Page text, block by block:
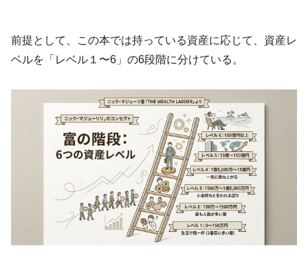
前提として、この本では持っている資産に応じて、資産レ
ベルを「レベル１〜6」の6段階に分けている。